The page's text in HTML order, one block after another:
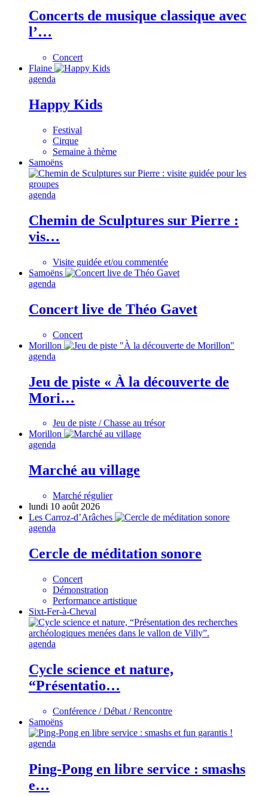
Concerts de musique classique avec
l’…
Concert
Flaine
agenda
Happy Kids
Festival
Cirque
Semaine à thème
Samoëns
agenda
Chemin de Sculptures sur Pierre :
vis…
Visite guidée et/ou commentée
Samoëns
agenda
Concert live de Théo Gavet
Concert
Morillon
agenda
Jeu de piste « À la découverte de
Mori…
Jeu de piste / Chasse au trésor
Morillon
agenda
Marché au village
Marché régulier
lundi 10 août 2026
Les Carroz-d’Arâches
agenda
Cercle de méditation sonore
Concert
Démonstration
Performance artistique
Sixt-Fer-à-Cheval
agenda
Cycle science et nature,
“Présentatio…
Conférence / Débat / Rencontre
Samoëns
agenda
Ping-Pong en libre service : smashs
e…